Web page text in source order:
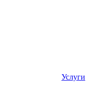
Услуги